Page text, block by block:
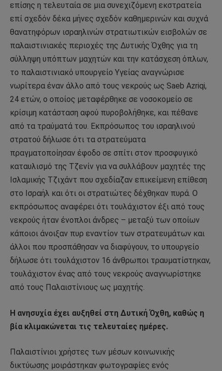
επίσης η τελευταία σε μια συνεχιζόμενη εκστρατεία
επί σχεδόν δέκα μήνες σχεδόν καθημερινών και συχνά
θανατηφόρων ισραηλινών στρατιωτικών εισβολών σε
παλαιστινιακές περιοχές της Δυτικής Όχθης για τη
σύλληψη υπόπτων μαχητών και την κατάσχεση όπλων,
το παλαιστινιακό υπουργείο Υγείας αναγνώρισε
νωρίτερα έναν άλλο από τους νεκρούς ως Saeb Azriqi,
24 ετών, ο οποίος μεταφέρθηκε σε νοσοκομείο σε
κρίσιμη κατάσταση αφού πυροβολήθηκε, και πέθανε
από τα τραύματά του. Εκπρόσωπος του ισραηλινού
στρατού δήλωσε ότι τα στρατεύματα
πραγματοποίησαν έφοδο σε σπίτι στον προσφυγικό
καταυλισμό της Τζενίν για να συλλάβουν μαχητές της
Ισλαμικής Τζιχάντ που σχεδίαζαν επικείμενη επίθεση
στο Ισραήλ και ότι οι στρατιώτες δέχθηκαν πυρά. Ο
εκπρόσωπος αναφέρει ότι τουλάχιστον έξι από τους
νεκρούς ήταν ένοπλοι άνδρες – μεταξύ των οποίων
κάποιοι άνοιξαν πυρ εναντίον των στρατευμάτων και
άλλοι που προσπάθησαν να διαφύγουν, το υπουργείο
δήλωσε ότι τουλάχιστον 16 άνθρωποι τραυματίστηκαν,
τουλάχιστον ένας από τους νεκρούς αναγνωρίστηκε
από τους Παλαιστίνιους ως μαχητής.
Η ανησυχία έχει αυξηθεί στη Δυτική Όχθη, καθώς η
βία κλιμακώνεται τις τελευταίες ημέρες.
Παλαιστίνιοι χρήστες των μέσων κοινωνικής
δικτύωσης μοιράστηκαν φωτογραφίες ενός